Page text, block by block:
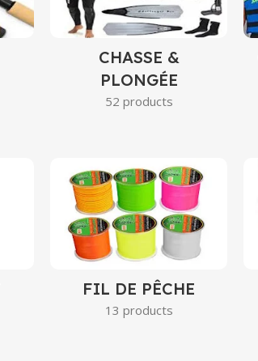
CHASSE &
PLONGÉE
52 products
FIL DE PÊCHE
13 products